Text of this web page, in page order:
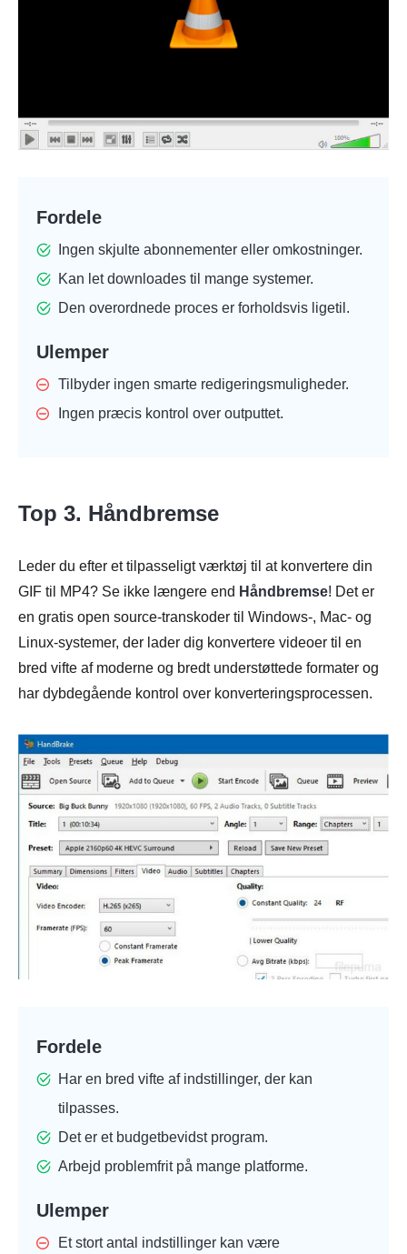
Fordele
Ingen skjulte abonnementer eller omkostninger.
Kan let downloades til mange systemer.
Den overordnede proces er forholdsvis ligetil.
Ulemper
Tilbyder ingen smarte redigeringsmuligheder.
Ingen præcis kontrol over outputtet.
Top 3. Håndbremse
Leder du efter et tilpasseligt værktøj til at konvertere din
GIF til MP4? Se ikke længere end Håndbremse! Det er
en gratis open source-transkoder til Windows-, Mac- og
Linux-systemer, der lader dig konvertere videoer til en
bred vifte af moderne og bredt understøttede formater og
har dybdegående kontrol over konverteringsprocessen.
Fordele
Har en bred vifte af indstillinger, der kan
tilpasses.
Det er et budgetbevidst program.
Arbejd problemfrit på mange platforme.
Ulemper
Et stort antal indstillinger kan være